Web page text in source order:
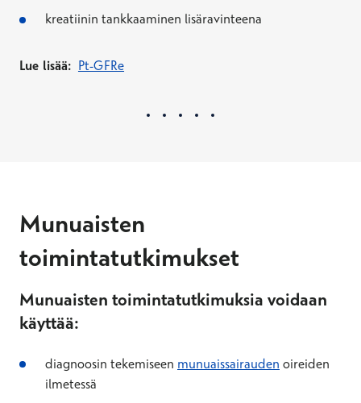
kreatiinin tankkaaminen lisäravinteena
Lue lisää: Pt-GFRe
Munuaisten
toimintatutkimukset
Munuaisten toimintatutkimuksia voidaan
käyttää:
diagnoosin tekemiseen munuaissairauden oireiden
ilmetessä